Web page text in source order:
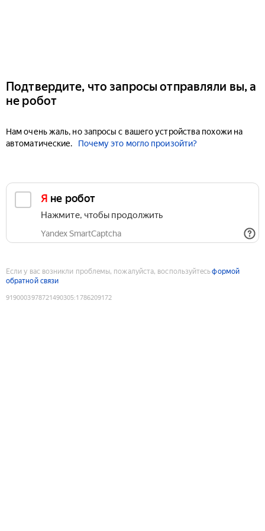
Подтвердите, что запросы отправляли вы, а
не робот
Нам очень жаль, но запросы с вашего устройства похожи на
автоматические.
Почему это могло произойти?
Я не робот
Нажмите, чтобы продолжить
Yandex SmartCaptcha
Если у вас возникли проблемы, пожалуйста, воспользуйтесьформой
обратной связи
9190003978721490305:1786209172